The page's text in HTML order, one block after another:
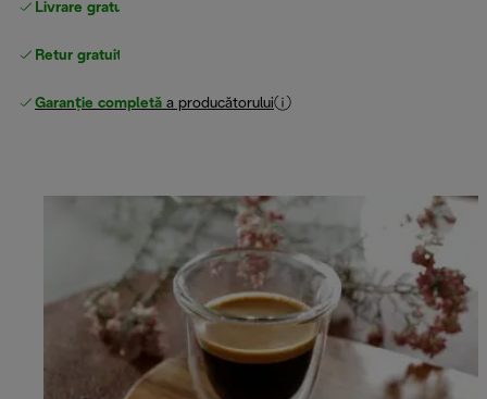
Livrare gratuită standard
Retur gratuit
Garanție completă a producătorului